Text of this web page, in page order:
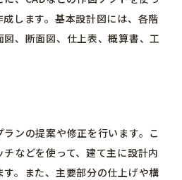
町808-324
します。基本設計図には、各階
、断面図、仕上表、概算書、工
ンの提案や修正を行います。こ
などを使って、建て主に設計内
。また、主要部分の仕上げや構